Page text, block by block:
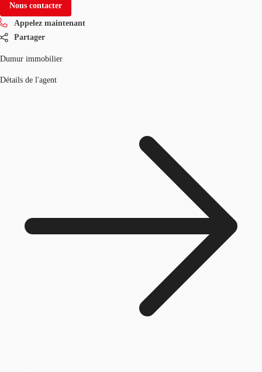
Nous contacter
Appelez maintenant
Partager
Dumur immobilier
Détails de l'agent